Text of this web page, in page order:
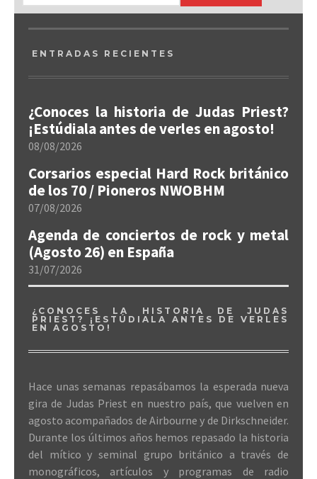
ENTRADAS RECIENTES
¿Conoces la historia de Judas Priest?
¡Estúdiala antes de verles en agosto!
08/08/2026
Corsarios especial Hard Rock británico
de los 70 / Pioneros NWOBHM
07/08/2026
Agenda de conciertos de rock y metal
(Agosto 26) en España
31/07/2026
¿CONOCES LA HISTORIA DE JUDAS
PRIEST? ¡ESTÚDIALA ANTES DE VERLES
EN AGOSTO!
Hace unas semanas repasábamos la esperada nueva
gira de Judas Priest en nuestro país, que vuelven en
agosto acompañados de Airbourne y de Dirkschneider.
Durante los últimos años hemos repasado la historia
del mítico y seminal grupo británico a través de
monográficos, artículos y programas de radio